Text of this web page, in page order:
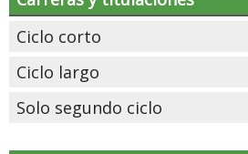
Ciclo corto
Ciclo largo
Solo segundo ciclo